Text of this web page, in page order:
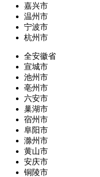
嘉兴市
温州市
宁波市
杭州市
全安徽省
宣城市
池州市
亳州市
六安市
巢湖市
宿州市
阜阳市
滁州市
黄山市
安庆市
铜陵市